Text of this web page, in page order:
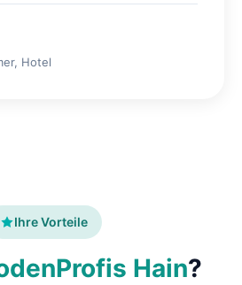
Hotel
Ihre Vorteile
Hain?